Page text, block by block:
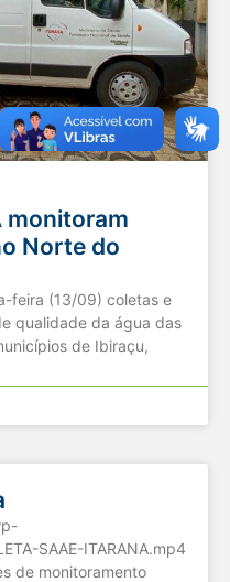
monitoram
Norte do
feira (13/09) coletas e
qualidade da água das
de Ibiraçu,
SAAE-ITARANA.mp4
de monitoramento